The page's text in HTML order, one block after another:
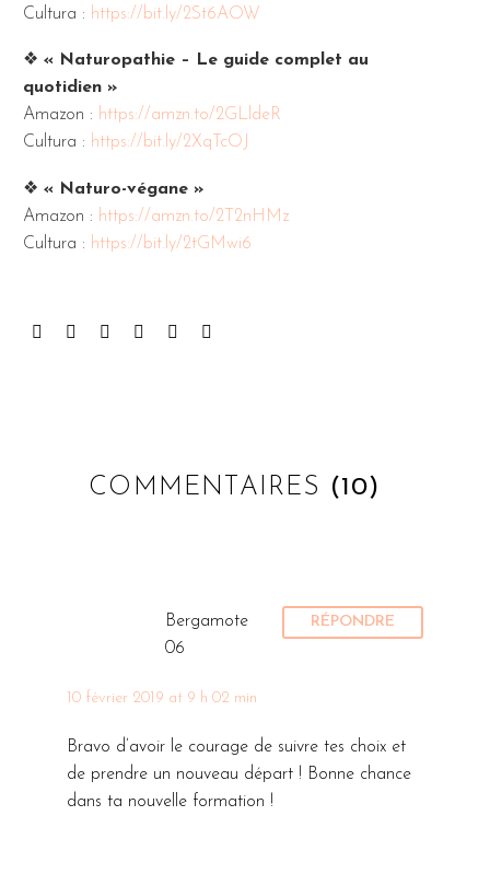
Cultura : https://bit.ly/2St6AOW
❖ « Naturopathie – Le guide complet au
quotidien »
Amazon : https://amzn.to/2GLldeR
Cultura : https://bit.ly/2XqTcOJ
❖ « Naturo-végane »
Amazon : https://amzn.to/2T2nHMz
Cultura : https://bit.ly/2tGMwi6
COMMENTAIRES (10)
Bergamote
06
10 février 2019 at 9 h 02 min
RÉPONDRE
Bravo d’avoir le courage de suivre tes choix et
de prendre un nouveau départ ! Bonne chance
dans ta nouvelle formation !